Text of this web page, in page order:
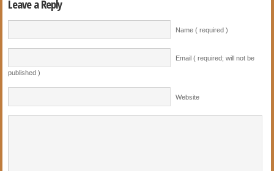
Leave a Reply
Name ( required )
Email ( required; will not be
published )
Website